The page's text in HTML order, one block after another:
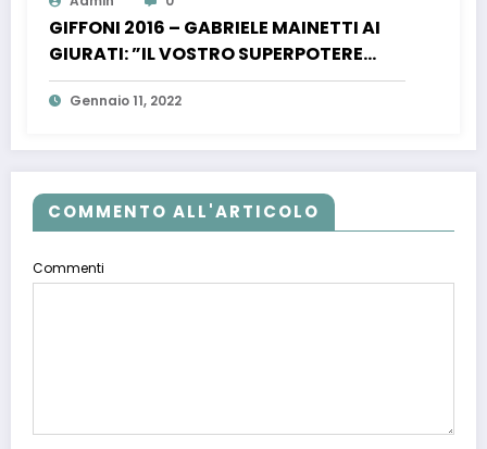
GIFFONI 2016 – GABRIELE MAINETTI AI
GIURATI: ”IL VOSTRO SUPERPOTERE
SIETE VOI”
Gennaio 11, 2022
COMMENTO ALL'ARTICOLO
Commenti